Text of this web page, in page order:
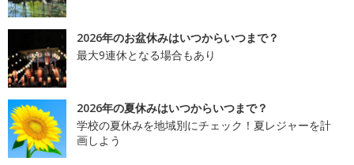
2026年のお盆休みはいつからいつまで？
最大9連休となる場合もあり
2026年の夏休みはいつからいつまで？
学校の夏休みを地域別にチェック！夏レジャーを計
画しよう